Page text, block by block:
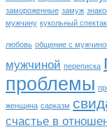
замороженные замуж
мужчину кукольный
любовь общение с
мужчиной переписка
проблемы
женщина сарказм
счастье в